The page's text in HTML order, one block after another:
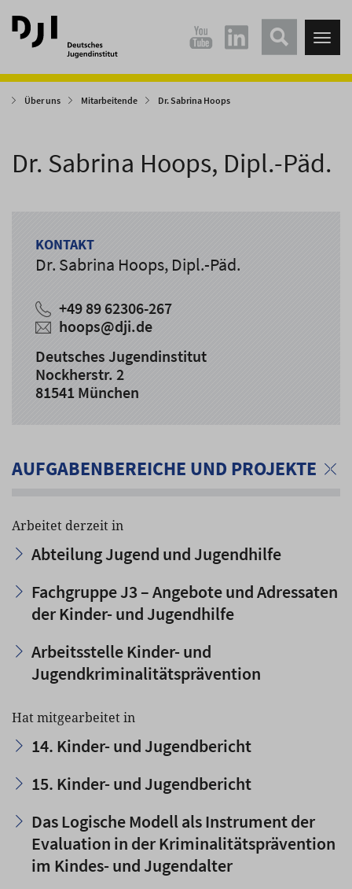
Direkt
zum
Hauptinhalt
Direkt
zum
Hauptmenü
Über uns Mitarbeitende Dr. Sabrina Hoops
Dr. Sabrina Hoops, Dipl.-Päd.
KONTAKT
Dr. Sabrina Hoops, Dipl.-Päd.
+49 89 62306-267
hoops@dji.de
Deutsches Jugendinstitut
Nockherstr. 2
81541 München
AUFGABENBEREICHE UND PROJEKTE
Arbeitet derzeit in
Abteilung Jugend und Jugendhilfe
Fachgruppe J3 – Angebote und Adressaten
der Kinder- und Jugendhilfe
Arbeitsstelle Kinder- und
Jugendkriminalitätsprävention
Hat mitgearbeitet in
14. Kinder- und Jugendbericht
15. Kinder- und Jugendbericht
Das Logische Modell als Instrument der
Evaluation in der Kriminalitätsprävention
im Kindes- und Jugendalter